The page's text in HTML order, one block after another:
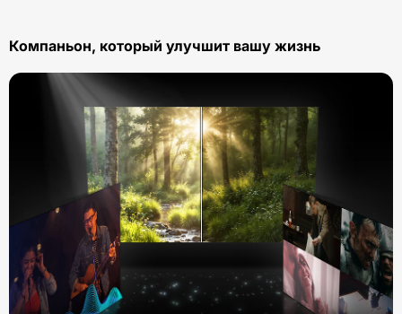
Компаньон, который улучшит вашу жизнь